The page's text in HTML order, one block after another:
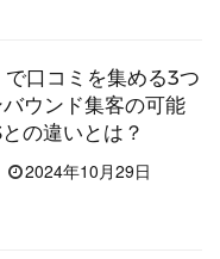
口コミを集める3つ
ウンド集客の可能
の違いとは？
2024年10月29日